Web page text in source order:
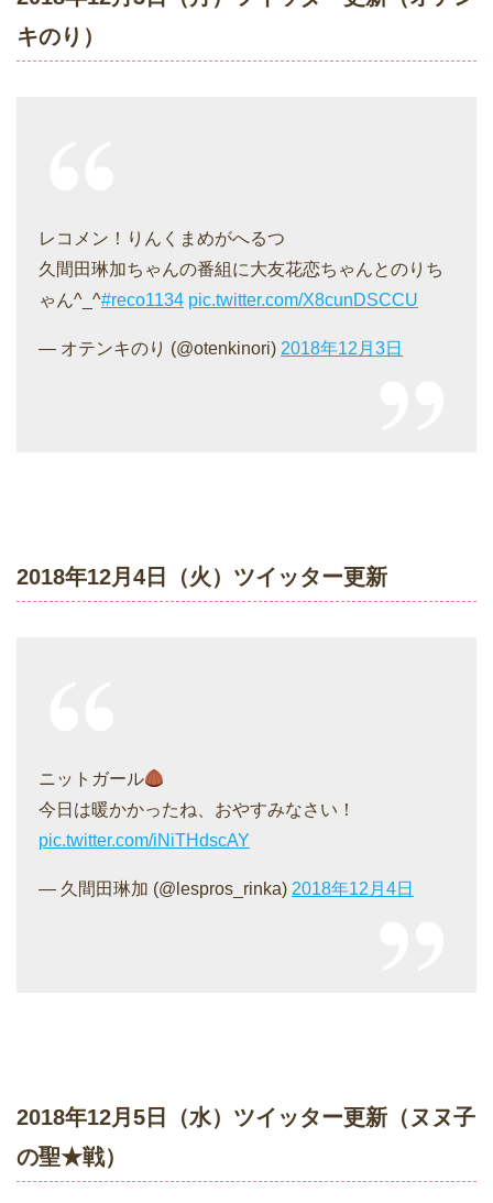
キのり）
レコメン！りんくまめがへるつ
久間田琳加ちゃんの番組に大友花恋ちゃんとのりち
ゃん^_^#reco1134 pic.twitter.com/X8cunDSCCU
— オテンキのり (@otenkinori) 2018年12月3日
2018年12月4日（火）ツイッター更新
ニットガール
今日は暖かかったね、おやすみなさい！
pic.twitter.com/iNiTHdscAY
— 久間田琳加 (@lespros_rinka) 2018年12月4日
2018年12月5日（水）ツイッター更新（ヌヌ子
の聖★戦）